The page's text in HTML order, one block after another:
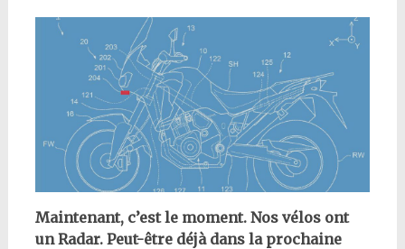
Maintenant, c’est le moment. Nos vélos ont
un Radar. Peut-être déjà dans la prochaine